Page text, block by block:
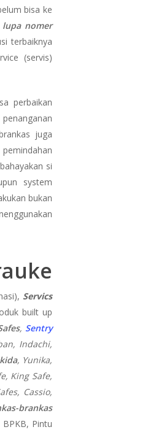
bisa ke
lupa nomer
terbaiknya
(servis)
perbaikan
juga
si
system
bukan
Servics
built up
, Sentry
Indachi,
, Yunika,
King Safe,
Cassio,
brankas
Pintu